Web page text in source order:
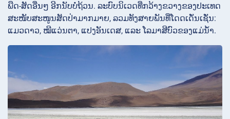
ພືດ-ສັດອື່ນໆ ອີກນັບບໍ່ຖ້ວນ. ລະບົບນິເວດທີ່ກວ້າງຂວາງຂອງປະເທດ
ສະໜັບສະໜູນສັດປ່າມາກມາຍ, ລວມທັງສາຍພັນທີ່ໂດດເດັ່ນເຊັ່ນ:
ແມວດາວ, ໝີແວ່ນຕາ, ແປງອັນເດສ, ແລະ ໂລມາສີບົວຂອງແມ່ນ້ຳ.